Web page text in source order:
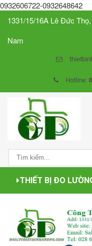
0932606722-0932648642
1331/15/16A Lê Đức
Nam
Hotline:
THIẾT BỊ ĐO